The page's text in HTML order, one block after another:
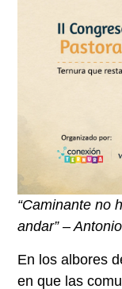
“Caminante no
andar” –
En los albores
en que las